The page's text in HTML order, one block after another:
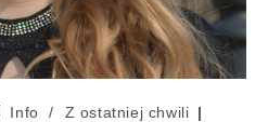
Info /
Z ostatniej chwili